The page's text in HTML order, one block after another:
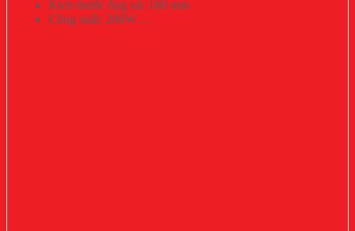
Kich thước ống xả: 180 mm
Công suất: 206W…